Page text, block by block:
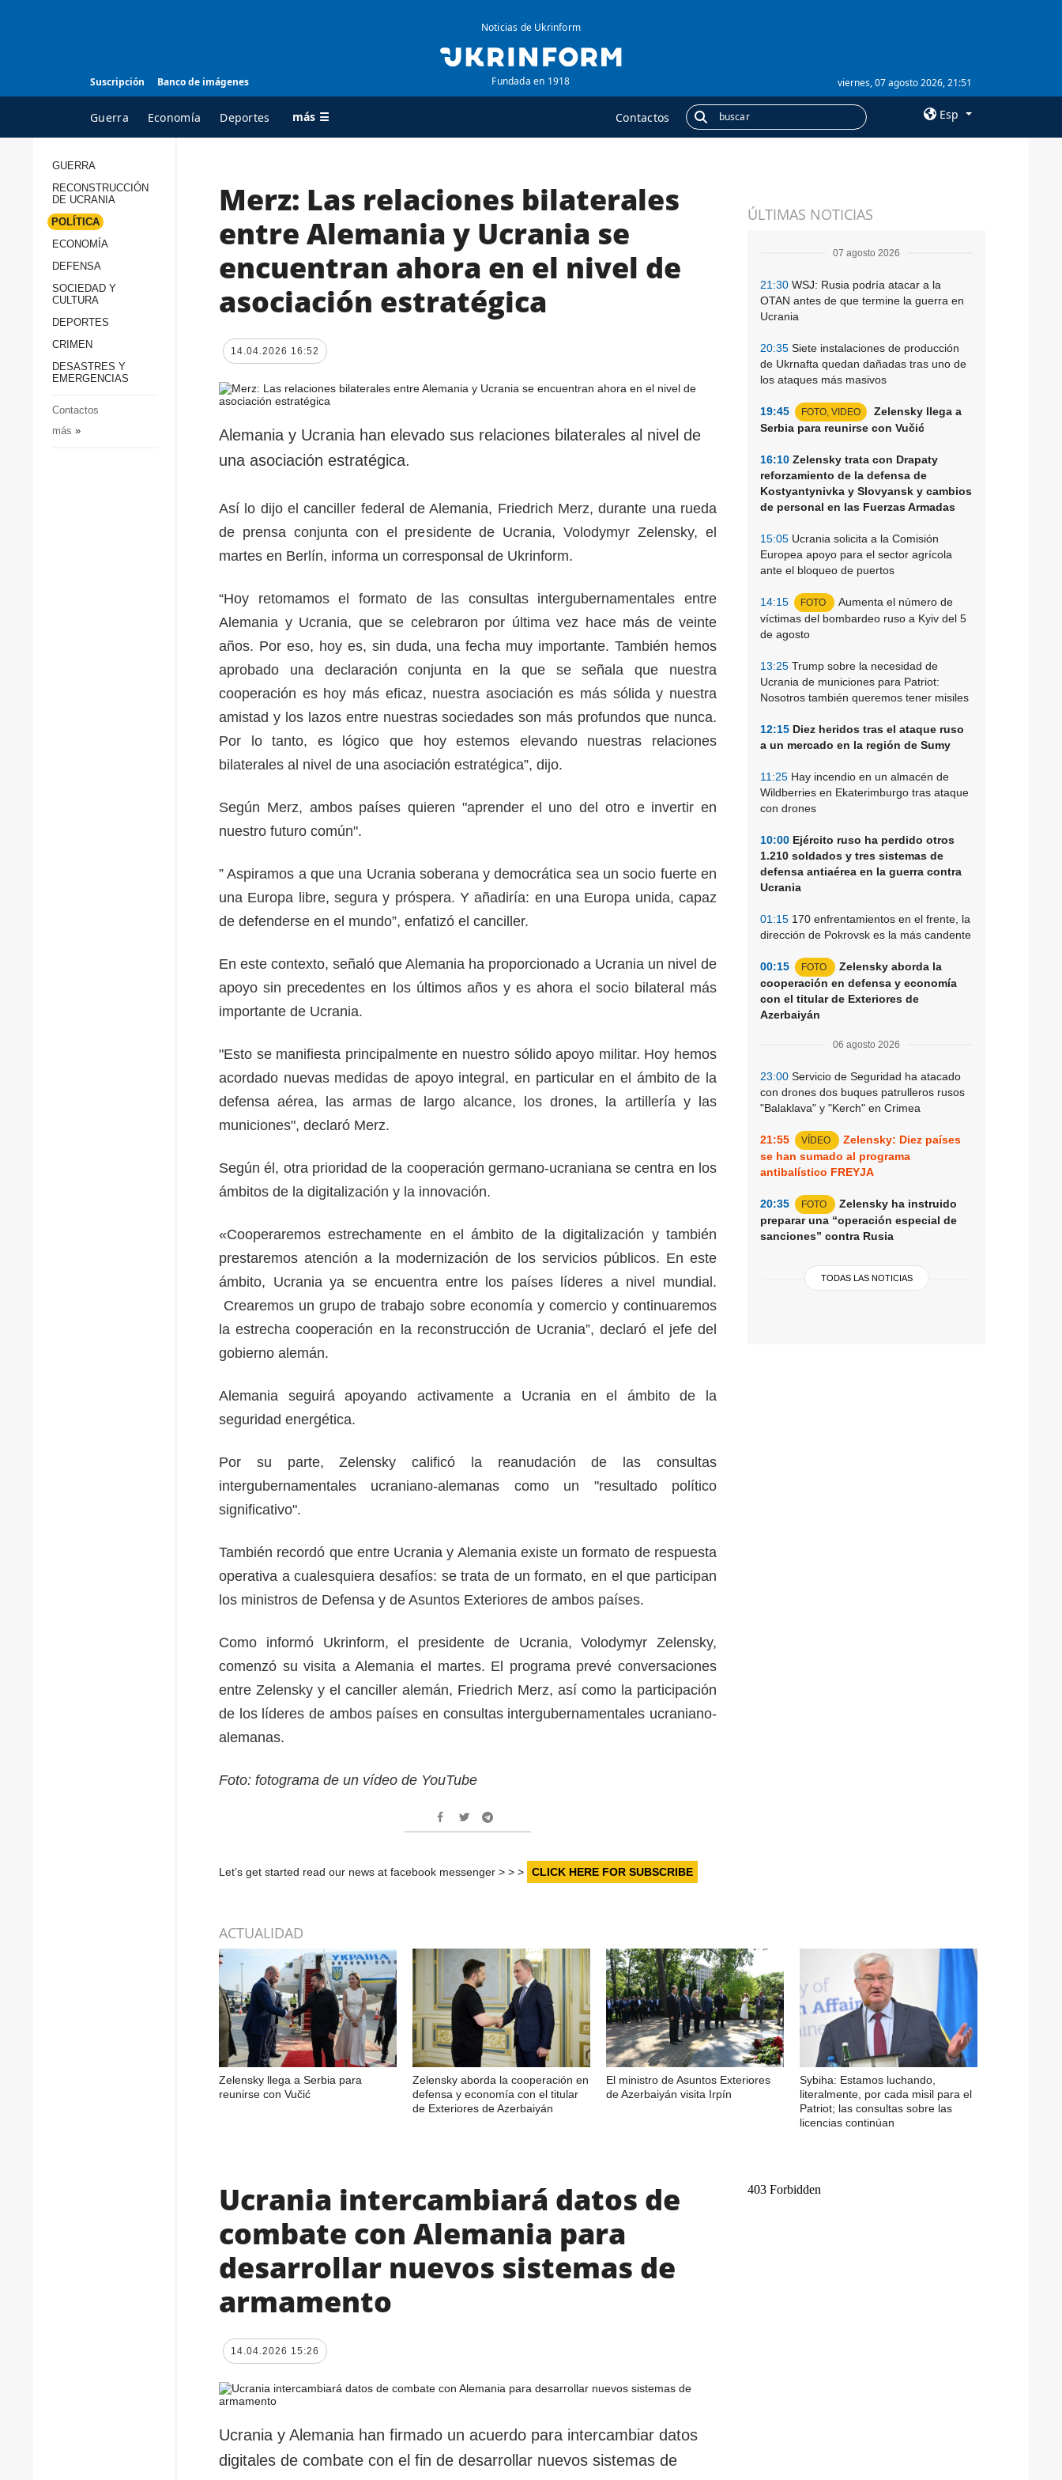
Suscripción Banco de imágenes
Noticias de Ukrinform
Fundada en 1918 viernes, 07 agosto 2026, 21:51
Guerra Economía Deportes más ☰ Contactos Esp
TODAS LAS
Reconstrucción de
Sociedad y Cultura
Desastres y emergencias
AGENCIA
sobre la agencia
contacto
condiciones de
suscripción
servicios
ADICIONAL
Podcasts
Publicaciones
Entrevistas
Suscripción
GUERRA
RECONSTRUCCIÓN
DE UCRANIA
POLÍTICA
ECONOMÍA
DEFENSA
SOCIEDAD Y
CULTURA
DEPORTES
CRIMEN
DESASTRES Y
EMERGENCIAS
Contactos
más »
ÚLTIMAS NOTICIAS
07 agosto 2026
21:30 WSJ: Rusia podría atacar a la
OTAN antes de que termine la guerra en
Ucrania
20:35 Siete instalaciones de producción
de Ukrnafta quedan dañadas tras uno de
los ataques más masivos
19:45 FOTO, VIDEO
Zelensky llega a
Serbia para reunirse con Vučić
16:10 Zelensky trata con Drapaty
reforzamiento de la defensa de
Kostyantynivka y Slovyansk y cambios
de personal en las Fuerzas Armadas
15:05 Ucrania solicita a la Comisión
Europea apoyo para el sector agrícola
ante el bloqueo de puertos
14:15 FOTO
Aumenta el número de
víctimas del bombardeo ruso a Kyiv del 5
de agosto
13:25 Trump sobre la necesidad de
Ucrania de municiones para Patriot:
Nosotros también queremos tener misiles
12:15 Diez heridos tras el ataque ruso
a un mercado en la región de Sumy
11:25 Hay incendio en un almacén de
Wildberries en Ekaterimburgo tras ataque
con drones
10:00 Ejército ruso ha perdido otros
1.210 soldados y tres sistemas de
defensa antiaérea en la guerra contra
Ucrania
01:15 170 enfrentamientos en el frente, la
dirección de Pokrovsk es la más candente
00:15 FOTO
Zelensky aborda la
cooperación en defensa y economía
con el titular de Exteriores de
Azerbaiyán
06 agosto 2026
23:00 Servicio de Seguridad ha atacado
con drones dos buques patrulleros rusos
"Balaklava" y "Kerch" en Crimea
21:55 VÍDEO
Zelensky: Diez países
se han sumado al programa
antibalístico FREYJA
20:35 FOTO
Zelensky ha instruido
preparar una “operación especial de
sanciones” contra Rusia
TODAS LAS NOTICIAS
Merz: Las relaciones bilaterales
entre Alemania y Ucrania se
encuentran ahora en el nivel de
asociación estratégica
14.04.2026 16:52
Alemania y Ucrania han elevado sus relaciones bilaterales al nivel de
una asociación estratégica.
Así lo dijo el canciller federal de Alemania, Friedrich Merz, durante una rueda
de prensa conjunta con el presidente de Ucrania, Volodymyr Zelensky, el
martes en Berlín, informa un corresponsal de Ukrinform.
“Hoy retomamos el formato de las consultas intergubernamentales entre
Alemania y Ucrania, que se celebraron por última vez hace más de veinte
años. Por eso, hoy es, sin duda, una fecha muy importante. También hemos
aprobado una declaración conjunta en la que se señala que nuestra
cooperación es hoy más eficaz, nuestra asociación es más sólida y nuestra
amistad y los lazos entre nuestras sociedades son más profundos que nunca.
Por lo tanto, es lógico que hoy estemos elevando nuestras relaciones
bilaterales al nivel de una asociación estratégica”, dijo.
Según Merz, ambos países quieren "aprender el uno del otro e invertir en
nuestro futuro común".
” Aspiramos a que una Ucrania soberana y democrática sea un socio fuerte en
una Europa libre, segura y próspera. Y añadiría: en una Europa unida, capaz
de defenderse en el mundo”, enfatizó el canciller.
En este contexto, señaló que Alemania ha proporcionado a Ucrania un nivel de
apoyo sin precedentes en los últimos años y es ahora el socio bilateral más
importante de Ucrania.
"Esto se manifiesta principalmente en nuestro sólido apoyo militar. Hoy hemos
acordado nuevas medidas de apoyo integral, en particular en el ámbito de la
defensa aérea, las armas de largo alcance, los drones, la artillería y las
municiones", declaró Merz.
Según él, otra prioridad de la cooperación germano-ucraniana se centra en los
ámbitos de la digitalización y la innovación.
«Cooperaremos estrechamente en el ámbito de la digitalización y también
prestaremos atención a la modernización de los servicios públicos. En este
ámbito, Ucrania ya se encuentra entre los países líderes a nivel mundial.
Crearemos un grupo de trabajo sobre economía y comercio y continuaremos
la estrecha cooperación en la reconstrucción de Ucrania”, declaró el jefe del
gobierno alemán.
Alemania seguirá apoyando activamente a Ucrania en el ámbito de la
seguridad energética.
Por su parte, Zelensky calificó la reanudación de las consultas
intergubernamentales ucraniano-alemanas como un "resultado político
significativo".
También recordó que entre Ucrania y Alemania existe un formato de respuesta
operativa a cualesquiera desafíos: se trata de un formato, en el que participan
los ministros de Defensa y de Asuntos Exteriores de ambos países.
Como informó Ukrinform, el presidente de Ucrania, Volodymyr Zelensky,
comenzó su visita a Alemania el martes. El programa prevé conversaciones
entre Zelensky y el canciller alemán, Friedrich Merz, así como la participación
de los líderes de ambos países en consultas intergubernamentales ucraniano-
alemanas.
Foto: fotograma de un vídeo de YouTube
Let’s get started read our news at facebook messenger > > > CLICK HERE FOR SUBSCRIBE
ACTUALIDAD
Zelensky llega a Serbia para
reunirse con Vučić
Zelensky aborda la cooperación en
defensa y economía con el titular
de Exteriores de Azerbaiyán
El ministro de Asuntos Exteriores
de Azerbaiyán visita Irpín
Sybiha: Estamos luchando,
literalmente, por cada misil para el
Patriot; las consultas sobre las
licencias continúan
Ucrania intercambiará datos de
combate con Alemania para
desarrollar nuevos sistemas de
armamento
14.04.2026 15:26
Ucrania y Alemania han firmado un acuerdo para intercambiar datos
digitales de combate con el fin de desarrollar nuevos sistemas de